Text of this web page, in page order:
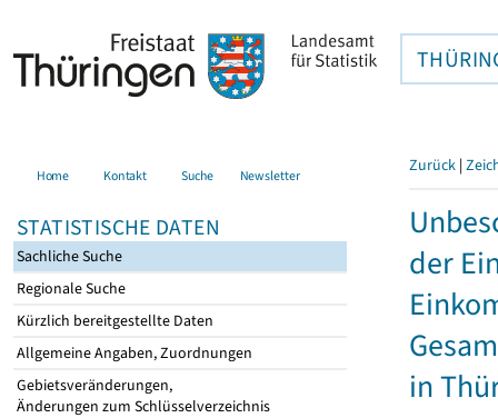
Home Kontakt Suche Newsletter
STATISTISCHE DATEN
Sachliche Suche
Regionale Suche
Kürzlich bereitgestellte Daten
Allgemeine Angaben, Zuordnungen
Gebietsveränderungen,
Änderungen zum Schlüsselverzeichnis
Zurück |
der
in